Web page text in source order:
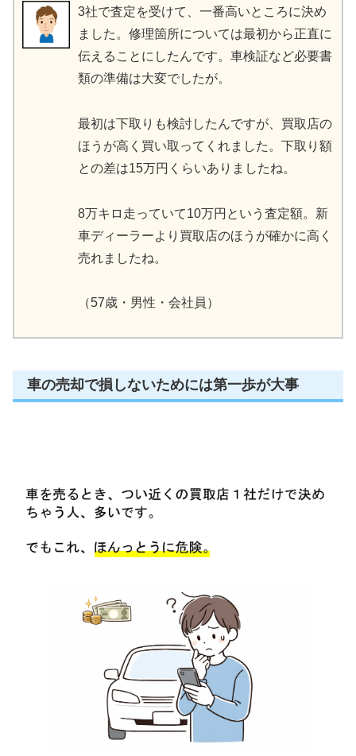
3社で査定を受けて、一番高いところに決め
ました。修理箇所については最初から正直に
伝えることにしたんです。車検証など必要書
類の準備は大変でしたが。
最初は下取りも検討したんですが、買取店の
ほうが高く買い取ってくれました。下取り額
との差は15万円くらいありましたね。
8万キロ走っていて10万円という査定額。新
車ディーラーより買取店のほうが確かに高く
売れましたね。
（57歳・男性・会社員）
車の売却で損しないためには第一歩が大事